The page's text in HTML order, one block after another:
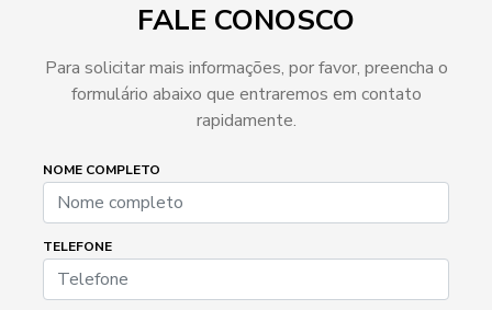
FALE CONOSCO
Para solicitar mais informações, por favor, preencha o
formulário abaixo que entraremos em contato
rapidamente.
NOME COMPLETO
TELEFONE